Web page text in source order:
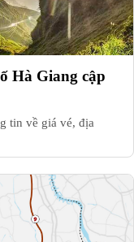
Hà Giang cập
tin về giá vé, địa